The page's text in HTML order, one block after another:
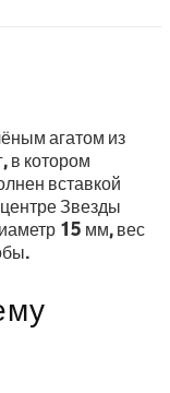
агатом из
в котором
вставкой
Звезды
15 мм, вес